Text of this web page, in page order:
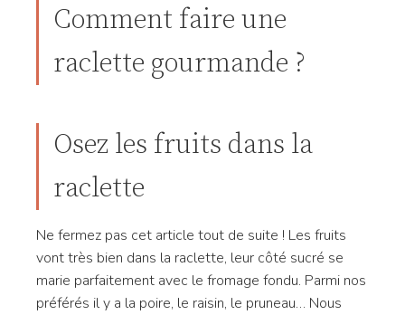
Comment faire une
raclette gourmande ?
Osez les fruits dans la
raclette
Ne fermez pas cet article tout de suite ! Les fruits
vont très bien dans la raclette, leur côté sucré se
marie parfaitement avec le fromage fondu. Parmi nos
préférés il y a la poire, le raisin, le pruneau… Nous